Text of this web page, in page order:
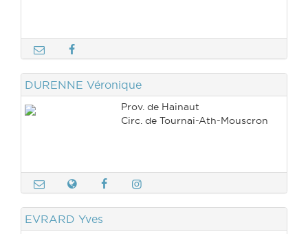
DURENNE Véronique
Prov. de Hainaut
Circ. de Tournai-Ath-Mouscron
EVRARD Yves